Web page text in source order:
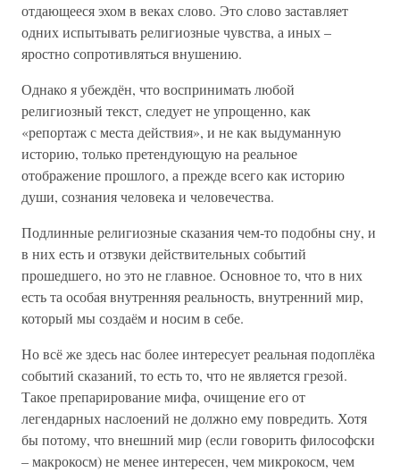
отдающееся эхом в веках слово. Это слово заставляет
одних испытывать религиозные чувства, а иных –
яростно сопротивляться внушению.
Однако я убеждён, что воспринимать любой
религиозный текст, следует не упрощенно, как
«репортаж с места действия», и не как выдуманную
историю, только претендующую на реальное
отображение прошлого, а прежде всего как историю
души, сознания человека и человечества.
Подлинные религиозные сказания чем-то подобны сну, и
в них есть и отзвуки действительных событий
прошедшего, но это не главное. Основное то, что в них
есть та особая внутренняя реальность, внутренний мир,
который мы создаём и носим в себе.
Но всё же здесь нас более интересует реальная подоплёка
событий сказаний, то есть то, что не является грезой.
Такое препарирование мифа, очищение его от
легендарных наслоений не должно ему повредить. Хотя
бы потому, что внешний мир (если говорить философски
– макрокосм) не менее интересен, чем микрокосм, чем